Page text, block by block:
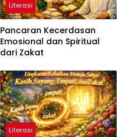
Literasi
Pancaran Kecerdasan
Emosional dan Spiritual
dari Zakat
Literasi